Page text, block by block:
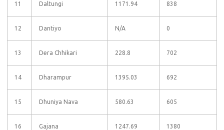
11 Daltungi 1171.94 838
12 Dantiyo N/A 0
13 Dera Chhikari 228.8 702
14 Dharampur 1395.03 692
15 Dhuniya Nava 580.63 605
16 Gajana 1247.69 1380